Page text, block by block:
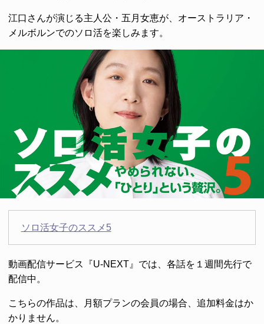
江口さんが演じる主人公・五月女恵が、オーストラリア・
メルボルンでのソロ活を楽しみます。
ソロ活女子のススメ5
動画配信サービス『U-NEXT』では、各話を１週間先行で
配信中。
こちらの作品は、月額プランの会員の場合、追加料金はか
かりません。